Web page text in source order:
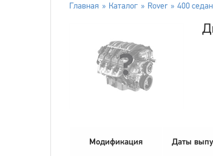
Главная Каталог Rover 400 седан
Модификация Даты